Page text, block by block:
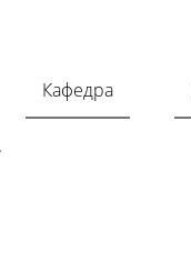
іспити
Кафедра